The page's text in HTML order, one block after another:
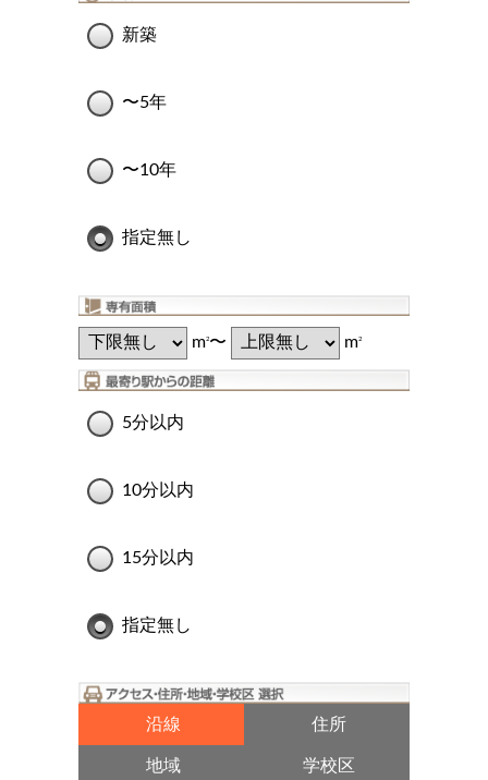
新築
〜5年
〜10年
指定無し
m2〜 m2
5分以内
10分以内
15分以内
指定無し
沿線 住所
地域 学校区